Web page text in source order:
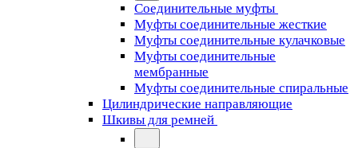
Соединительные муфты
Муфты соединительные жесткие
Муфты соединительные кулачковые
Муфты соединительные
мембранные
Муфты соединительные спиральные
Цилиндрические направляющие
Шкивы для ремней